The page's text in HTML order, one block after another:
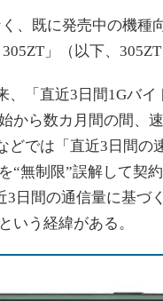
、既に発売中の機種
」（以下、
「直近3日間1Gバイ
から数カ月間の間、
どでは「直近3日間の
“無制限”誤解して契
3日間の通信量に基づ
いう経緯がある。